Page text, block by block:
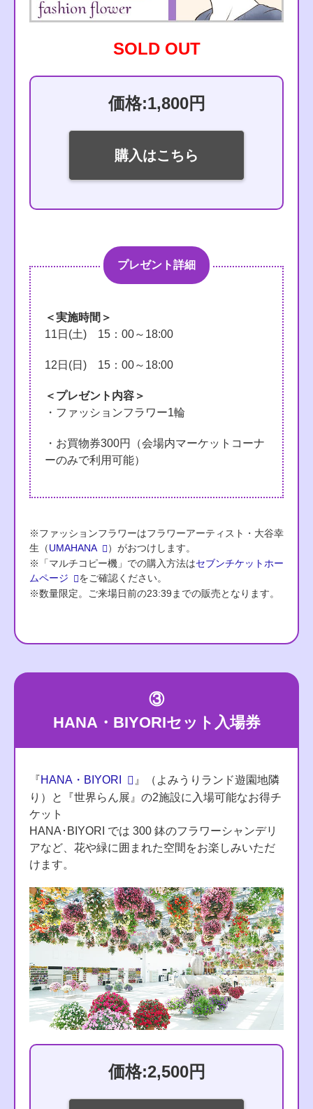
SOLD OUT
価格:1,800円
購入はこちら
プレゼント詳細
＜実施時間＞
11日(土) 15：00～18:00
12日(日) 15：00～18:00
＜プレゼント内容＞
・ファッションフラワー1輪
・お買物券300円（会場内マーケットコーナ
ーのみで利用可能）
※ファッションフラワーはフラワーアーティスト・大谷幸
生（UMAHANA
）がおつけします。
※「マルチコピー機」での購入方法はセブンチケットホー
ムページ
をご確認ください。
※数量限定。ご来場日前の23:39までの販売となります。
③
HANA・BIYORIセット入場券
『HANA・BIYORI
』（よみうりランド遊園地隣
り）と『世界らん展』の2施設に入場可能なお得チ
ケット
HANA･BIYORI では 300 鉢のフラワーシャンデリ
アなど、花や緑に囲まれた空間をお楽しみいただ
けます。
価格:2,500円